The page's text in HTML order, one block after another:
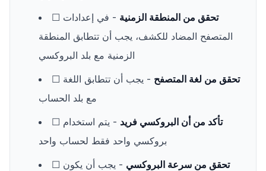
☐
تحقق من المنطقة الزمنية - في إعدادات
المتصفح المضاد للكشف، يجب أن تتطابق المنطقة
الزمنية مع بلد البروكسي
☐
تحقق من لغة المتصفح - يجب أن تتطابق اللغة
مع بلد الحساب
☐
تأكد من أن البروكسي فريد - يتم استخدام
بروكسي واحد فقط لحساب واحد
☐
تحقق من سرعة البروكسي - يجب أن يكون